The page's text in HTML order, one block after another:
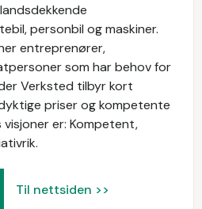
personbil og maskiner.
entreprenører,
som har behov for
Verksted tilbyr kort
priser og kompetente
visjoner er: Kompetent,
Til nettsiden >>